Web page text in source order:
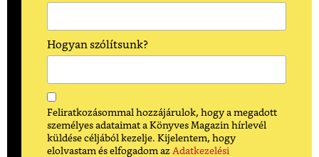
Hogyan szólítsunk?
Feliratkozásommal hozzájárulok, hogy a megadott
személyes adataimat a Könyves Magazin hírlevél
küldése céljából kezelje. Kijelentem, hogy
elolvastam és elfogadom az Adatkezelési